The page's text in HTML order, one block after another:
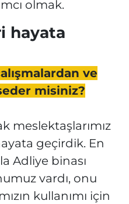
olmak.
hayata
ve
misiniz?
meslektaşlarımız
geçirdik. En
Adliye binası
vardı, onu
kullanımı için